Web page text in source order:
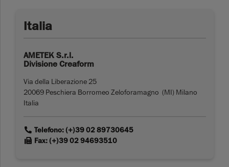
Italia
AMETEK S.r.l.
Divisione Creaform
Via della Liberazione 25
20069 Peschiera Borromeo Zeloforamagno (MI) Milano
Italia
linkTelefono: (+)39 02 89730645
linkFax: (+)39 02 94693510